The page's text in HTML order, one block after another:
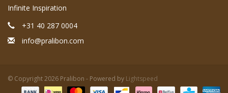
Infinite Inspiration
+31 40 287 0004
info@pralibon.com
© Copyright 2026 Pralibon - Powered by Lightspeed